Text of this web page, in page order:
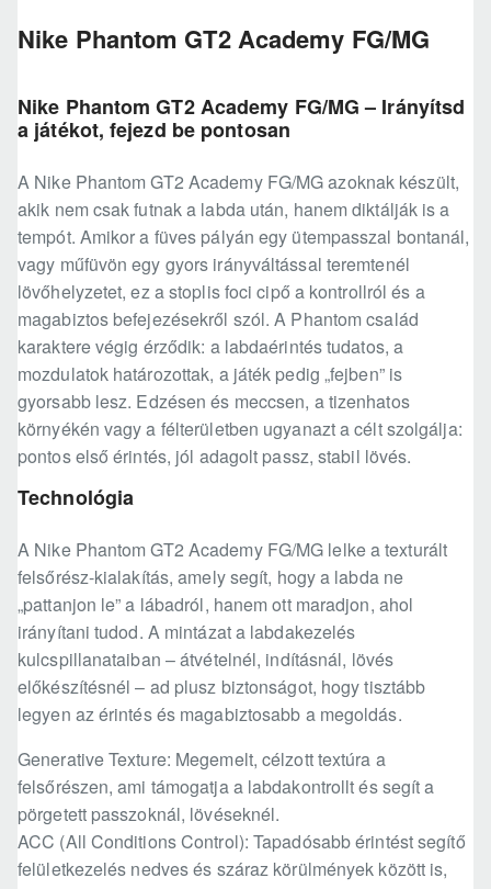
Nike Phantom GT2 Academy FG/MG
Nike Phantom GT2 Academy FG/MG – Irányítsd
a játékot, fejezd be pontosan
A Nike Phantom GT2 Academy FG/MG azoknak készült,
akik nem csak futnak a labda után, hanem diktálják is a
tempót. Amikor a füves pályán egy ütempasszal bontanál,
vagy műfüvön egy gyors irányváltással teremtenél
lövőhelyzetet, ez a stoplis foci cipő a kontrollról és a
magabiztos befejezésekről szól. A Phantom család
karaktere végig érződik: a labdaérintés tudatos, a
mozdulatok határozottak, a játék pedig „fejben” is
gyorsabb lesz. Edzésen és meccsen, a tizenhatos
környékén vagy a félterületben ugyanazt a célt szolgálja:
pontos első érintés, jól adagolt passz, stabil lövés.
Technológia
A Nike Phantom GT2 Academy FG/MG lelke a texturált
felsőrész-kialakítás, amely segít, hogy a labda ne
„pattanjon le” a lábadról, hanem ott maradjon, ahol
irányítani tudod. A mintázat a labdakezelés
kulcspillanataiban – átvételnél, indításnál, lövés
előkészítésnél – ad plusz biztonságot, hogy tisztább
legyen az érintés és magabiztosabb a megoldás.
Generative Texture: Megemelt, célzott textúra a
felsőrészen, ami támogatja a labdakontrollt és segít a
pörgetett passzoknál, lövéseknél.
ACC (All Conditions Control): Tapadósabb érintést segítő
felületkezelés nedves és száraz körülmények között is,